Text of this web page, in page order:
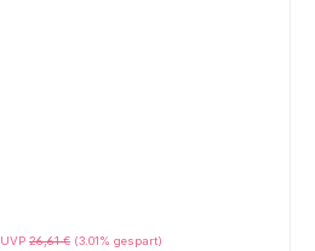
UVP 26,61 € (3.01% gespart)